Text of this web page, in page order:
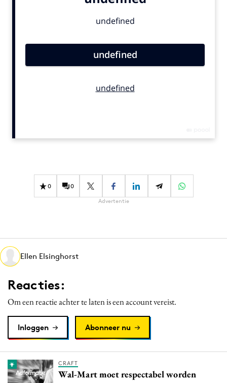
Gedragsverandering
Influencer marketing
Media
Merkstrategie
PR
Programmatic
Purpose Marketing
Reputatie & crisis
0 0
Advertentie
Ellen Elsinghorst
Reacties:
Om een reactie achter te laten is een account vereist.
Inloggen Abonneer nu
CRAFT
Wal-Mart moet respectabel worden